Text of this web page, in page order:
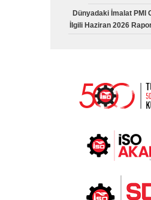
Dünyadaki İmalat PMI
İlgili Haziran 2026